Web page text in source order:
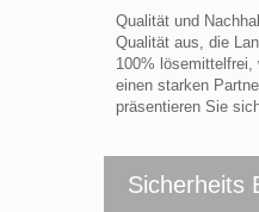
Qualität und
Qualität aus, die
100% lösemittelfrei,
einen starken
präsentieren Sie
Sicherheits